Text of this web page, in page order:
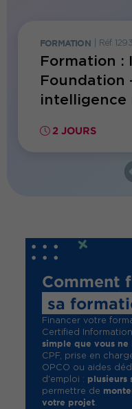
FORMATION Réf.
Formation :
Foundation
intelligence
2 JOURS
Comment
sa
Financer votre
Certified
simple que vous ne
CPF, prise en
OPCO ou aides
d'emploi : plusieurs
permettre de
votre projet.